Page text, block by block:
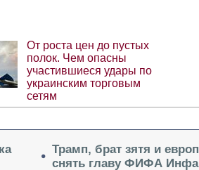
От роста цен до пустых
полок. Чем опасны
участившиеся удары по
украинским торговым
сетям
Трамп, брат зятя и
снять главу ФИФА